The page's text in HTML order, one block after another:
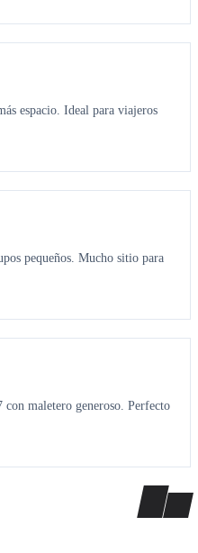
espacio. Ideal para viajeros
pequeños. Mucho sitio para
con maletero generoso. Perfecto